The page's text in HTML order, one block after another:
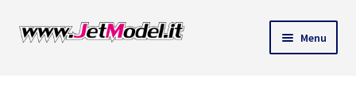
Vai
alla
Vai
Menu